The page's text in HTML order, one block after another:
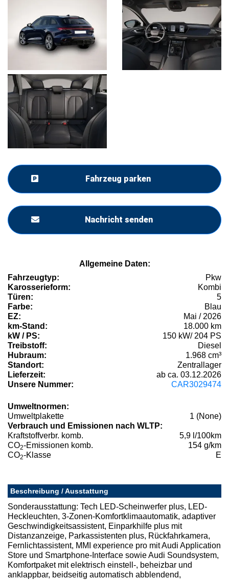
Fahrzeug parken
Nachricht senden
Allgemeine Daten:
Fahrzeugtyp:
Pkw
Karosserieform:
Kombi
Türen:
5
Farbe:
Blau
EZ:
Mai / 2026
km-Stand:
18.000 km
kW / PS:
150 kW/ 204 PS
Treibstoff:
Diesel
Hubraum:
1.968 cm³
Standort:
Zentrallager
Lieferzeit:
ab ca. 03.12.2026
Unsere Nummer:
CAR3029474
Umweltnormen:
Umweltplakette
1 (None)
Verbrauch und Emissionen nach WLTP:
Kraftstoffverbr. komb.
5,9 l/100km
CO2-Emissionen komb.
154 g/km
CO2-Klasse E
Beschreibung / Ausstattung
Sonderausstattung: Tech LED-Scheinwerfer plus, LED-
Heckleuchten, 3-Zonen-Komfortklimaautomatik, adaptiver
Geschwindigkeitsassistent, Einparkhilfe plus mit
Distanzanzeige, Parkassistenten plus, Rückfahrkamera,
Fernlichtassistent, MMI experience pro mit Audi Application
Store und Smartphone-Interface sowie Audi Soundsystem,
Komfortpaket mit elektrisch einstell-, beheizbar und
anklappbar, beidseitig automatisch abblendend,